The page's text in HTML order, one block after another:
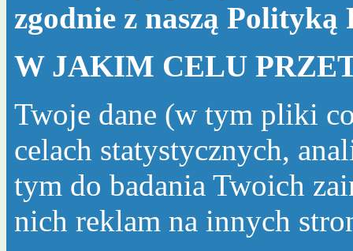
zgodnie z naszą Polityką
W JAKIM CELU
Twoje dane (w tym pliki
celach statystycznych,
tym do badania Twoich
nich reklam na innych